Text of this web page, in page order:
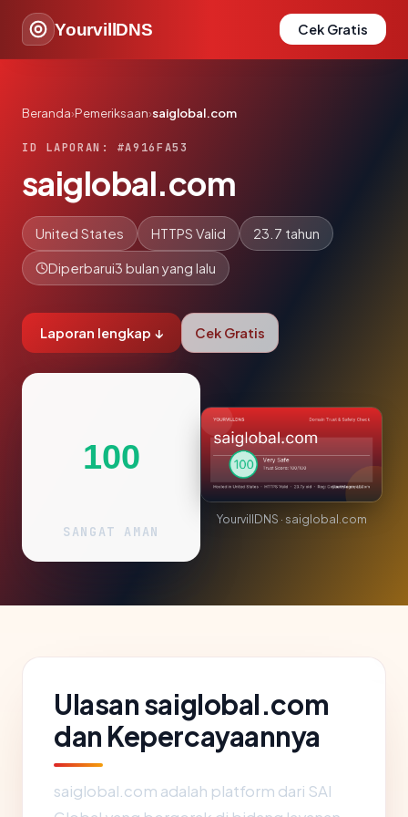
YourvillDNS Cek Gratis
Beranda›Pemeriksaan›saiglobal.com
ID LAPORAN: #A916FA53
saiglobal.com
United States HTTPS Valid 23.7 tahun
Diperbarui3 bulan yang lalu
Laporan lengkap ↓ Cek Gratis
100
SANGAT AMAN
YourvillDNS · saiglobal.com
Ulasan saiglobal.com
dan Kepercayaannya
saiglobal.com adalah platform dari SAI